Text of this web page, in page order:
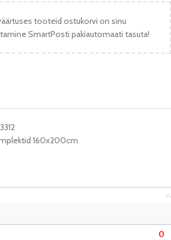
tooteid ostukorvi on sinu
SmartPosti pakiautomaati tasuta!
160x200cm
0